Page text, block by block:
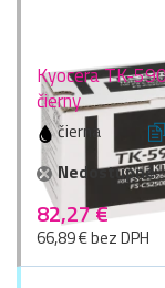
Kyocera TK-
čierny
čierna
Nedostupné
82,27 €
66,89 € bez DPH